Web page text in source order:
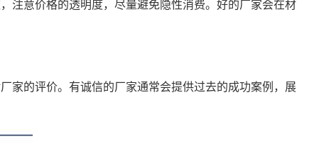
注意价格的透明度，尽量避免隐性消费。好的厂家会在材
家的评价。有诚信的厂家通常会提供过去的成功案例，展